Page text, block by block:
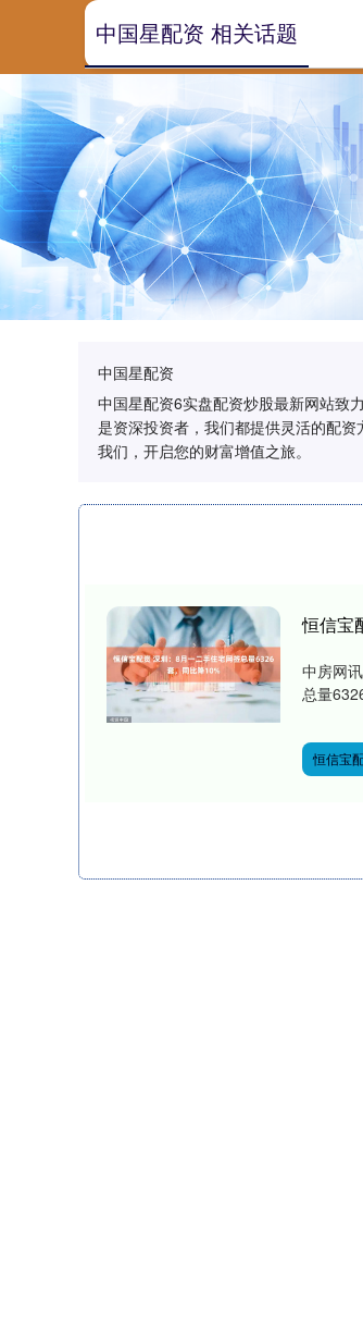
中国星配资
中国星配资6实盘配资炒股最新网站致
是资深投资者，我们都提供灵活的配
我们，开启您的财富增值之旅。
中国星配资 相关话题
恒信宝
中房网
总量
恒信宝